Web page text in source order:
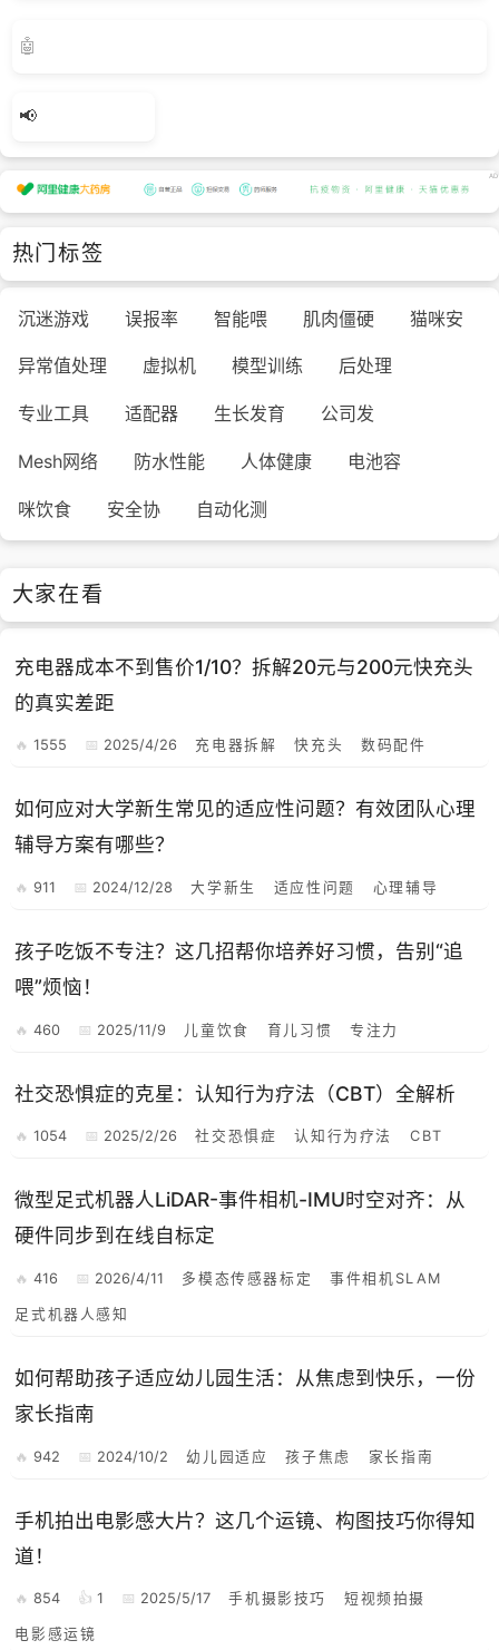
热门标签
沉迷游戏 误报率 智能喂 肌肉僵硬 猫咪安
异常值处理 虚拟机 模型训练 后处理
专业工具 适配器 生长发育 公司发
Mesh网络 防水性能 人体健康 电池容
咪饮食 安全协 自动化测
大家在看
充电器成本不到售价1/10？拆解20元与200元快充头
的真实差距
1555 2025/4/26 充电器拆解 快充头 数码配件
如何应对大学新生常见的适应性问题？有效团队心理
辅导方案有哪些？
911 2024/12/28 大学新生 适应性问题 心理辅导
孩子吃饭不专注？这几招帮你培养好习惯，告别“追
喂”烦恼！
460 2025/11/9 儿童饮食 育儿习惯 专注力
社交恐惧症的克星：认知行为疗法（CBT）全解析
1054 2025/2/26 社交恐惧症 认知行为疗法 CBT
微型足式机器人LiDAR-事件相机-IMU时空对齐：从
硬件同步到在线自标定
416 2026/4/11 多模态传感器标定 事件相机SLAM
足式机器人感知
如何帮助孩子适应幼儿园生活：从焦虑到快乐，一份
家长指南
942 2024/10/2 幼儿园适应 孩子焦虑 家长指南
手机拍出电影感大片？这几个运镜、构图技巧你得知
道！
854 1 2025/5/17 手机摄影技巧 短视频拍摄
电影感运镜